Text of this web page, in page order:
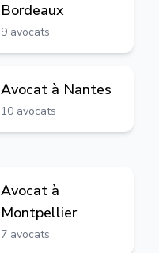
Bordeaux
9 avocats
Avocat à Nantes
10 avocats
Avocat à
Montpellier
7 avocats